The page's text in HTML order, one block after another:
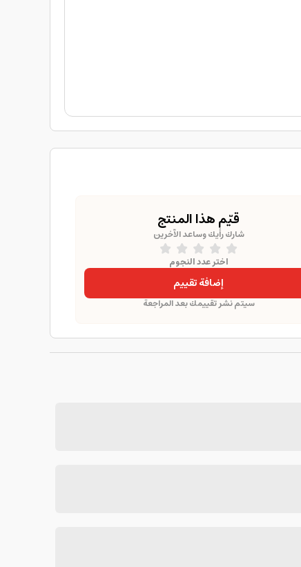
قيّم هذا المنتج
شارك رأيك وساعد الآخرين
اختر عدد النجوم
إضافة تقييم
سيتم نشر تقييمك بعد المراجعة